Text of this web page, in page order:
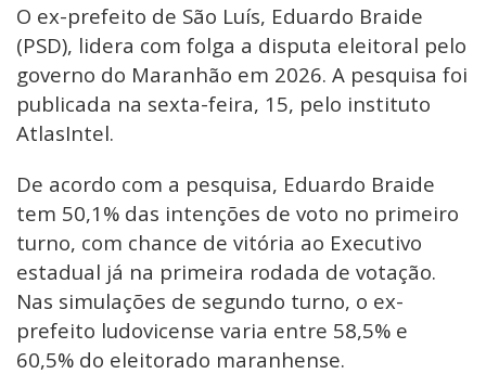
O ex-prefeito de São Luís, Eduardo Braide
(PSD), lidera com folga a disputa eleitoral pelo
governo do Maranhão em 2026. A pesquisa foi
publicada na sexta-feira, 15, pelo instituto
AtlasIntel.
De acordo com a pesquisa, Eduardo Braide
tem 50,1% das intenções de voto no primeiro
turno, com chance de vitória ao Executivo
estadual já na primeira rodada de votação.
Nas simulações de segundo turno, o ex-
prefeito ludovicense varia entre 58,5% e
60,5% do eleitorado maranhense.